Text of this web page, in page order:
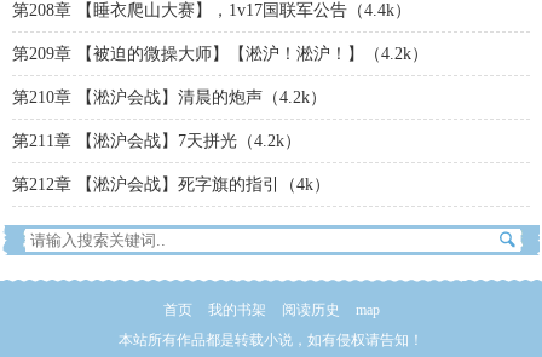
第208章 【睡衣爬山大赛】，1v17国联军公告（4.4k）
第209章 【被迫的微操大师】【淞沪！淞沪！】（4.2k）
第210章 【淞沪会战】清晨的炮声（4.2k）
第211章 【淞沪会战】7天拼光（4.2k）
第212章 【淞沪会战】死字旗的指引（4k）
首页 我的书架 阅读历史
map
本站所有作品都是转载小说，如有侵权请告知！